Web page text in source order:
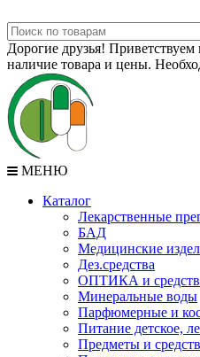
Дорогие друзья!
наличие товара и цены.
МЕНЮ
Каталог
Лекарственные
БАД
Медицинские
Дез.средства
ОПТИКА и
Минеральные воды
Парфюмерные и
Питание детское,
Предметы и